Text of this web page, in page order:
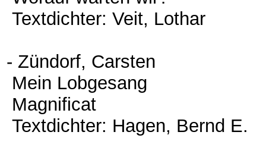
Textdichter: Veit, Lothar
- Zündorf, Carsten
Mein Lobgesang
Magnificat
Textdichter: Hagen, Bernd E.